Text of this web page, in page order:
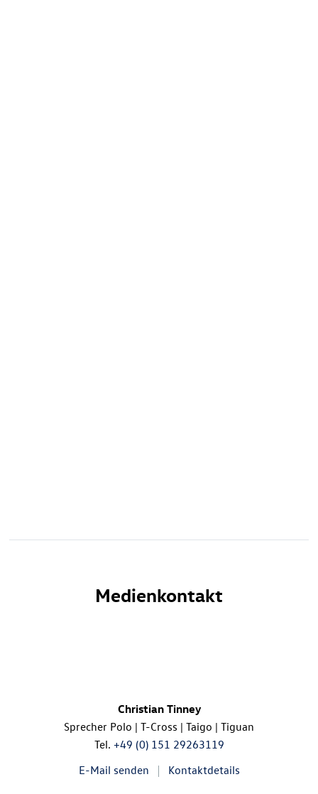
Medienkontakt
Christian Tinney
Sprecher Polo | T-Cross | Taigo | Tiguan
Tel. +49 (0) 151 29263119
E-Mail senden
Kontaktdetails